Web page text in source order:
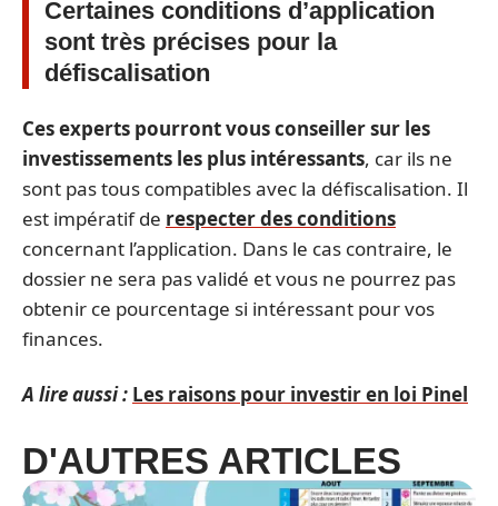
Certaines conditions d’application
sont très précises pour la
défiscalisation
Ces experts pourront vous conseiller sur les
investissements les plus intéressants, car ils ne
sont pas tous compatibles avec la défiscalisation. Il
est impératif de respecter des conditions
concernant l’application. Dans le cas contraire, le
dossier ne sera pas validé et vous ne pourrez pas
obtenir ce pourcentage si intéressant pour vos
finances.
A lire aussi : Les raisons pour investir en loi Pinel
D'AUTRES ARTICLES